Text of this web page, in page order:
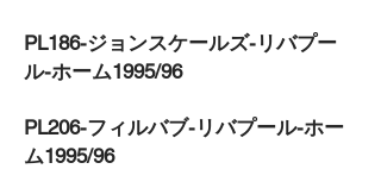
PL186-ジョンスケールズ-リバプー
ル-ホーム1995/96
PL206-フィルバブ-リバプール-ホー
ム1995/96